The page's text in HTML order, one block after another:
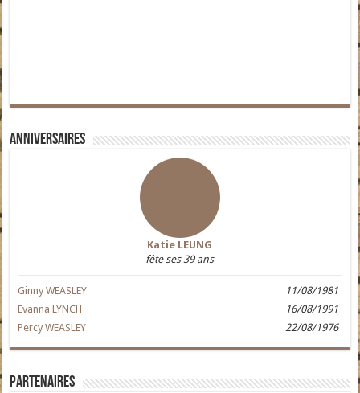
Anniversaires
Katie LEUNG
fête ses 39 ans
Ginny WEASLEY
11/08/1981
Evanna LYNCH
16/08/1991
Percy WEASLEY
22/08/1976
Partenaires